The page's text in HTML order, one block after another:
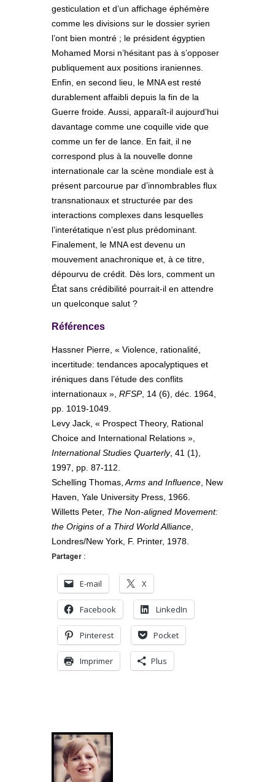
gesticulation et d’un affichage éphémère
comme les divisions sur le dossier syrien
l’ont bien montré ; le président égyptien
Mohamed Morsi n’hésitant pas à s’opposer
publiquement aux positions iraniennes.
Enfin, en second lieu, le MNA est resté
durablement affaibli depuis la fin de la
Guerre froide. Aussi, apparaît-il aujourd’hui
davantage comme une coquille vide que
comme un fer de lance. En fait, il ne
correspond plus à la nouvelle donne
internationale car la scène mondiale est à
présent parcourue par d’innombrables flux
transnationaux et structurée par des
interactions complexes dans lesquelles
l’interétatique n’est plus prédominant.
Finalement, le MNA est devenu un
mouvement anachronique et, à ce titre,
dépourvu de crédit. Dès lors, comment un
État sans crédibilité pourrait-il en attendre
un quelconque salut ?
Références
Hassner Pierre, « Violence, rationalité,
incertitude: tendances apocalyptiques et
iréniques dans l’étude des conflits
internationaux », RFSP, 14 (6), déc. 1964,
pp. 1019-1049.
Levy Jack, « Prospect Theory, Rational
Choice and International Relations »,
International Studies Quarterly, 41 (1),
1997, pp. 87-112.
Schelling Thomas, Arms and Influence , New
Haven, Yale University Press, 1966.
Willetts Peter, The Non-aligned Movement:
the Origins of a Third World Alliance
Londres/New York, F. Printer, 1978.
Partager :
E-mail X
Facebook LinkedIn
Pinterest Pocket
Imprimer Plus